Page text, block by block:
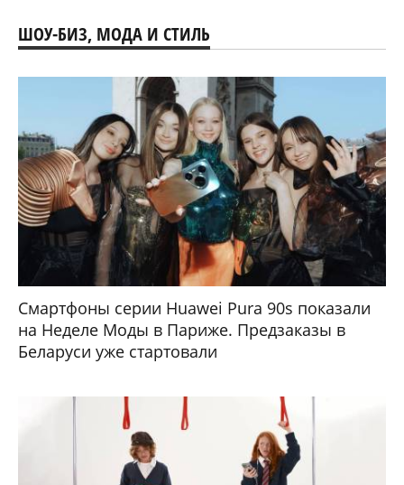
ШОУ-БИЗ, МОДА И СТИЛЬ
Смартфоны серии Huawei Pura 90s показали
на Неделе Моды в Париже. Предзаказы в
Беларуси уже стартовали